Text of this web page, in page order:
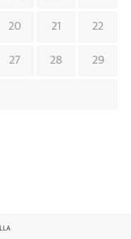
20 21 22
27 28 29